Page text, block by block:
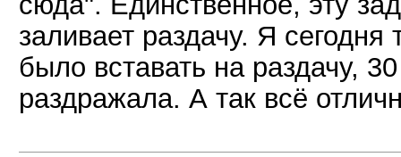
заливает раздачу. Я
было вставать на раздачу,
раздражала. А так всё